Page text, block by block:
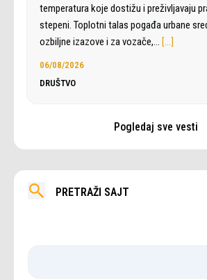
temperatura koje dostižu i preživljavaju
stepeni. Toplotni talas pogađa urbane
ozbiljne izazove i za vozače,… […]
06/08/2026
DRUŠTVO
Pogledaj sve vesti
PRETRAŽI SAJT